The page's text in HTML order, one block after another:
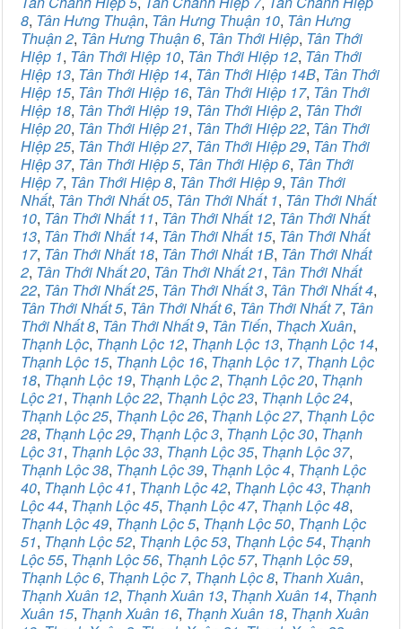
8, Tân Hưng Thuận, Tân Hưng Thuận 10, Tân Hưng
Thuận 2, Tân Hưng Thuận 6, Tân Thới Hiệp, Tân Thới
Hiệp 1, Tân Thới Hiệp 10, Tân Thới Hiệp 12, Tân Thới
Hiệp 13, Tân Thới Hiệp 14, Tân Thới Hiệp 14B, Tân Thới
Hiệp 15, Tân Thới Hiệp 16, Tân Thới Hiệp 17, Tân Thới
Hiệp 18, Tân Thới Hiệp 19, Tân Thới Hiệp 2, Tân Thới
Hiệp 20, Tân Thới Hiệp 21, Tân Thới Hiệp 22, Tân Thới
Hiệp 25, Tân Thới Hiệp 27, Tân Thới Hiệp 29, Tân Thới
Hiệp 37, Tân Thới Hiệp 5, Tân Thới Hiệp 6, Tân Thới
Hiệp 7, Tân Thới Hiệp 8, Tân Thới Hiệp 9, Tân Thới
Nhất, Tân Thới Nhất 05, Tân Thới Nhất 1, Tân Thới Nhất
10, Tân Thới Nhất 11, Tân Thới Nhất 12, Tân Thới Nhất
13, Tân Thới Nhất 14, Tân Thới Nhất 15, Tân Thới Nhất
17, Tân Thới Nhất 18, Tân Thới Nhất 1B, Tân Thới Nhất
2, Tân Thới Nhất 20, Tân Thới Nhất 21, Tân Thới Nhất
22, Tân Thới Nhất 25, Tân Thới Nhất 3, Tân Thới Nhất 4,
Tân Thới Nhất 5, Tân Thới Nhất 6, Tân Thới Nhất 7, Tân
Thới Nhất 8, Tân Thới Nhất 9, Tân Tiến, Thạch Xuân,
Thạnh Lộc, Thạnh Lộc 12, Thạnh Lộc 13, Thạnh Lộc 14,
Thạnh Lộc 15, Thạnh Lộc 16, Thạnh Lộc 17, Thạnh Lộc
18, Thạnh Lộc 19, Thạnh Lộc 2, Thạnh Lộc 20, Thạnh
Lộc 21, Thạnh Lộc 22, Thạnh Lộc 23, Thạnh Lộc 24,
Thạnh Lộc 25, Thạnh Lộc 26, Thạnh Lộc 27, Thạnh Lộc
28, Thạnh Lộc 29, Thạnh Lộc 3, Thạnh Lộc 30, Thạnh
Lộc 31, Thạnh Lộc 33, Thạnh Lộc 35, Thạnh Lộc 37,
Thạnh Lộc 38, Thạnh Lộc 39, Thạnh Lộc 4, Thạnh Lộc
40, Thạnh Lộc 41, Thạnh Lộc 42, Thạnh Lộc 43, Thạnh
Lộc 44, Thạnh Lộc 45, Thạnh Lộc 47, Thạnh Lộc 48,
Thạnh Lộc 49, Thạnh Lộc 5, Thạnh Lộc 50, Thạnh Lộc
51, Thạnh Lộc 52, Thạnh Lộc 53, Thạnh Lộc 54, Thạnh
Lộc 55, Thạnh Lộc 56, Thạnh Lộc 57, Thạnh Lộc 59,
Thạnh Lộc 6, Thạnh Lộc 7, Thạnh Lộc 8, Thanh Xuân,
Thạnh Xuân 12, Thạnh Xuân 13, Thạnh Xuân 14, Thạnh
Xuân 15, Thạnh Xuân 16, Thạnh Xuân 18, Thạnh Xuân